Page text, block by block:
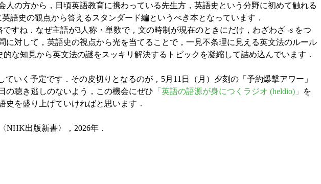
の方から，日頃英語教育に携わっている先生方，英語史という分野に初めて触れる
語史の観点から答えるスタンダード編というべき本となっています．
すね．なぜ主語が3人称・単数で，文の時制が現在のときにだけ，わざわざ -s をつ
対して，英語史の視点から光を当てることで，一見不条理に見える英文法のルール
的な知見から英文法の謎をスッキリ解決するトピックを凝縮して詰め込んでいます．
いく予定です．その皮切りとなるのが，5月11日（月）夕刻の「予約爆撃アワー」
の聴き逃しのないよう，この機会にぜひ 「英語の語源が身につくラジオ (heldio)」
を
を盛り上げていければと思います．
出版新書〉，2026年．